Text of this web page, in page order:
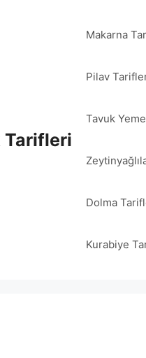
Tarifleri
Makarna
Pilav
Tavuk
Dolma
Kurabiye